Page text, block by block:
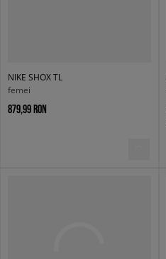
NIKE SHOX TL
femei
879,99 RON